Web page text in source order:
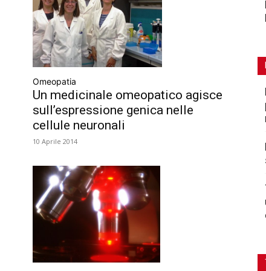
Omeopatia
Un medicinale omeopatico agisce
sull’espressione genica nelle
cellule neuronali
10 Aprile 2014